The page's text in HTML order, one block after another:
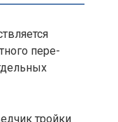
пере­
тройки